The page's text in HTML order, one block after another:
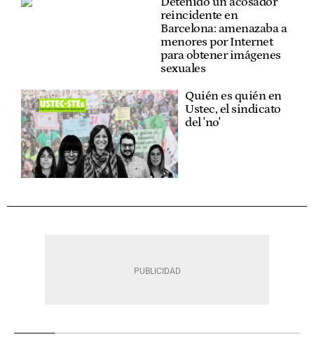
reincidente en
Barcelona: amenazaba a
menores por Internet
para obtener imágenes
sexuales
Quién es quién en
Ustec, el sindicato
del 'no'